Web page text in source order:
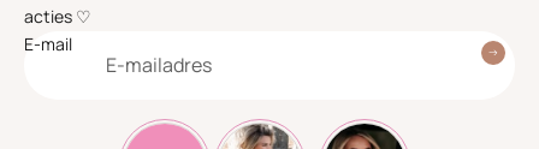
acties ♡
E-mail